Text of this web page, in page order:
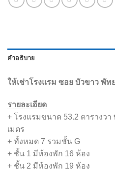
คำอธิบาย
ให้เช่าโรงแรม ซอย บัวขาว พัท
รายละเอียด
+ โรงแรมขนาด 53.2 ตารางว
เมตร
+ ทั้งหมด 7 รวมชั้น G
+ ชั้น 1 มีห้องพัก 16 ห้อง
+ ชั้น 2 มีห้องพัก 19 ห้อง